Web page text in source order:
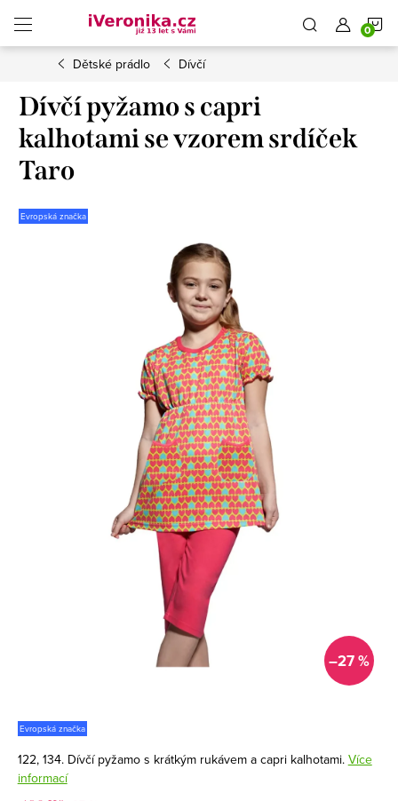
obsah
Dětské prádlo Dívčí
Dívčí pyžamo s capri
kalhotami se vzorem srdíček
Taro
Evropská značka
–27 %
Evropská značka
122, 134. Dívčí pyžamo s krátkým rukávem a capri kalhotami. Více
informací